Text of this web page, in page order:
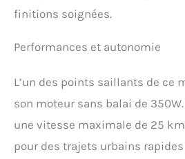
SÛRE:
double
freinage
frein à
finitions soignées.
Performances et autonomie
L’un des points saillants de ce
son moteur sans balai de
une vitesse maximale de 25
pour des trajets urbains